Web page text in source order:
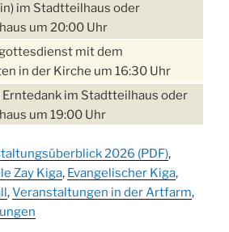
im Stadtteilhaus oder
um 20:00 Uhr
mit dem
in der Kirche um 16:30 Uhr
Erntedank im Stadtteilhaus oder
um 19:00 Uhr
um 14:00 Uhr
im Stadtteilhaus
2026 (PDF),
Zay Kiga, Evangelischer Kiga,
,Veranstaltungen in der Artfarm,